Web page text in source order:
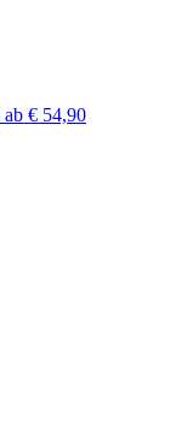
ab € 54,90